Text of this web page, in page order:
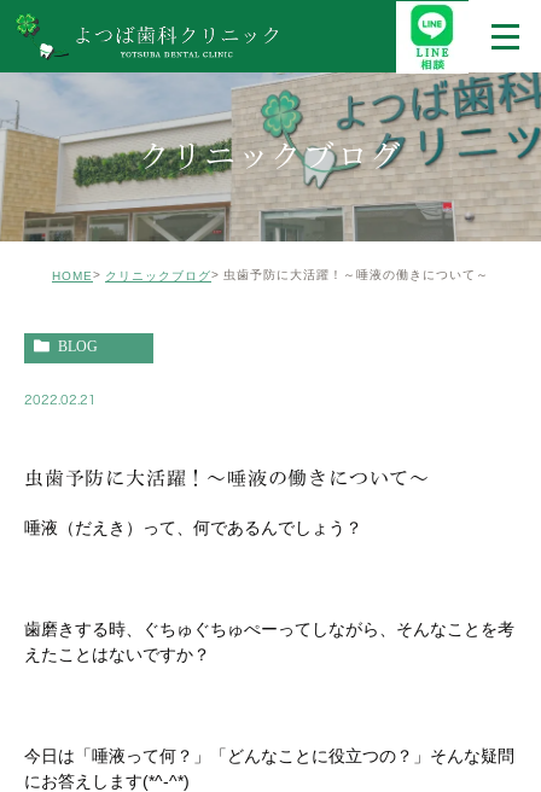
クリニックブログ
HOME クリニックブログ 虫歯予防に大活躍！～唾液の働きについて～
BLOG
2022.02.21
虫歯予防に大活躍！～唾液の働きについて～
唾液（だえき）って、何であるんでしょう？
歯磨きする時、ぐちゅぐちゅぺーってしながら、そんなことを考
えたことはないですか？
今日は「唾液って何？」「どんなことに役立つの？」そんな疑問
にお答えします(*^-^*)